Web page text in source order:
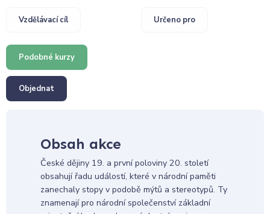
Vzdělávací cíl Určeno pro
Podobné kurzy
Objednat
Obsah akce
České dějiny 19. a první poloviny 20. století
obsahují řadu událostí, které v národní paměti
zanechaly stopy v podobě mýtů a stereotypů. Ty
znamenají pro národní společenství základní